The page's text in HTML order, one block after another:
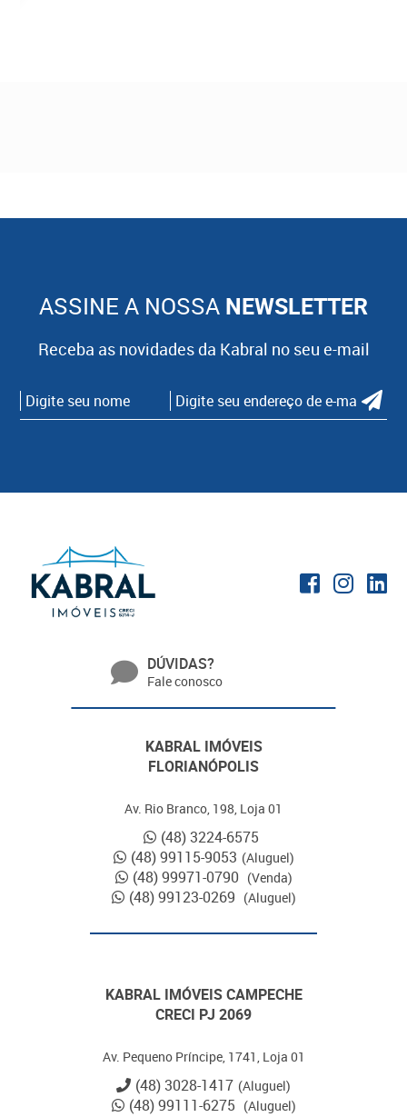
ASSINE A NOSSA NEWSLETTER
Receba as novidades da Kabral no seu e-mail
DÚVIDAS?
Fale conosco
KABRAL IMÓVEIS
FLORIANÓPOLIS
Av. Rio Branco, 198, Loja 01
(48) 3224-6575
(48) 99115-9053 (Aluguel)
(48) 99971-0790 (Venda)
(48) 99123-0269 (Aluguel)
KABRAL IMÓVEIS CAMPECHE
CRECI PJ 2069
Av. Pequeno Príncipe, 1741, Loja 01
(48) 3028-1417 (Aluguel)
(48) 99111-6275 (Aluguel)